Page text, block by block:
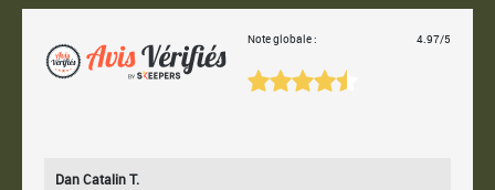
Note globale : 4.97/5
Dan Catalin T.